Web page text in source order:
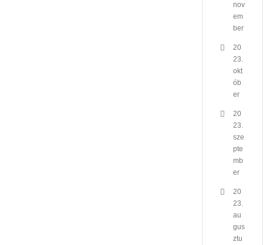
nov
em
ber
20
23.
okt
ób
er
20
23.
sze
pte
mb
er
20
23.
au
gus
ztu